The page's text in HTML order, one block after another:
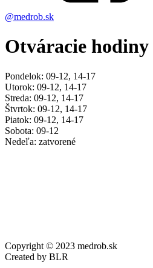
@medrob.sk
Otváracie hodiny
Pondelok: 09-12, 14-17
Utorok: 09-12, 14-17
Streda: 09-12, 14-17
Štvrtok: 09-12, 14-17
Piatok: 09-12, 14-17
Sobota: 09-12
Nedeľa: zatvorené
Copyright © 2023 medrob.sk
Created by BLR